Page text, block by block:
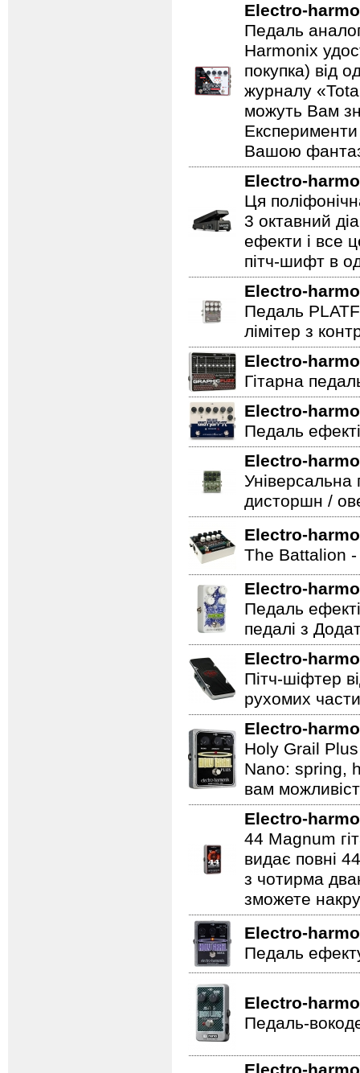
Electro-
Педаль
Harmonix
покупка) від
журналу
можуть Вам
Вашою
Electro-
Ця
3 октавний
ефекти і все
пітч-шифт в
Electro-
Педаль
лімітер з
Electro-
Гітарна
Electro-
Педаль
Electro-
Універсальна
дисторшн /
Electro-
The Battalion -
Electro-
Педаль
педалі з
Electro-
Пітч-шіфтер
рухомих
Electro-
Holy Grail Plus
Nano: spring,
вам
Electro-
44 Magnum
видає повні
з чотирма
зможете
Electro-
Педаль
Electro-
Педаль-